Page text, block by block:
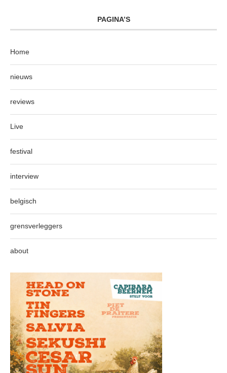
PAGINA’S
Home
nieuws
reviews
Live
festival
interview
belgisch
grensverleggers
about